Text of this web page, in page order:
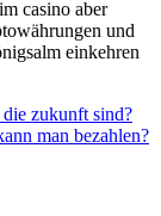
casino aber
und
einkehren
zukunft sind?
man bezahlen?